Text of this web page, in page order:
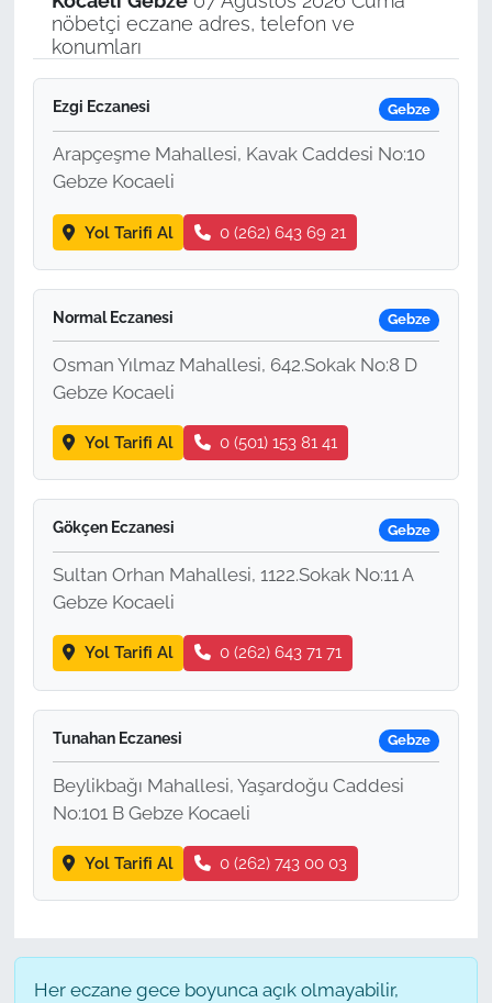
nöbetçi eczane adres, telefon ve
konumları
Ezgi Eczanesi Gebze
Arapçeşme Mahallesi, Kavak Caddesi No:10
Gebze Kocaeli
Yol Tarifi Al 0 (262) 643 69 21
Normal Eczanesi Gebze
Osman Yılmaz Mahallesi, 642.Sokak No:8 D
Gebze Kocaeli
Yol Tarifi Al 0 (501) 153 81 41
Gökçen Eczanesi Gebze
Sultan Orhan Mahallesi, 1122.Sokak No:11 A
Gebze Kocaeli
Yol Tarifi Al 0 (262) 643 71 71
Tunahan Eczanesi Gebze
Beylikbağı Mahallesi, Yaşardoğu Caddesi
No:101 B Gebze Kocaeli
Yol Tarifi Al 0 (262) 743 00 03
Her eczane gece boyunca açık olmayabilir,